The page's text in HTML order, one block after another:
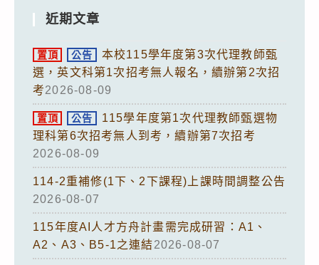
近期文章
置頂 公告
本校115學年度第3次代理教師甄
選，英文科第1次招考無人報名，續辦第2次招
考2026-08-09
置頂 公告
115學年度第1次代理教師甄選物
理科第6次招考無人到考，續辦第7次招考
2026-08-09
114-2重補修(1下、2下課程)上課時間調整公告
2026-08-07
115年度AI人才方舟計畫需完成研習：A1、
A2、A3、B5-1之連結2026-08-07